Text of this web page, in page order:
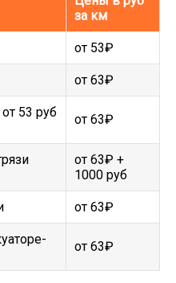
за км
от 53₽
от 63₽
53 руб
от 63₽
от 63₽ +
1000 руб
от 63₽
от 63₽